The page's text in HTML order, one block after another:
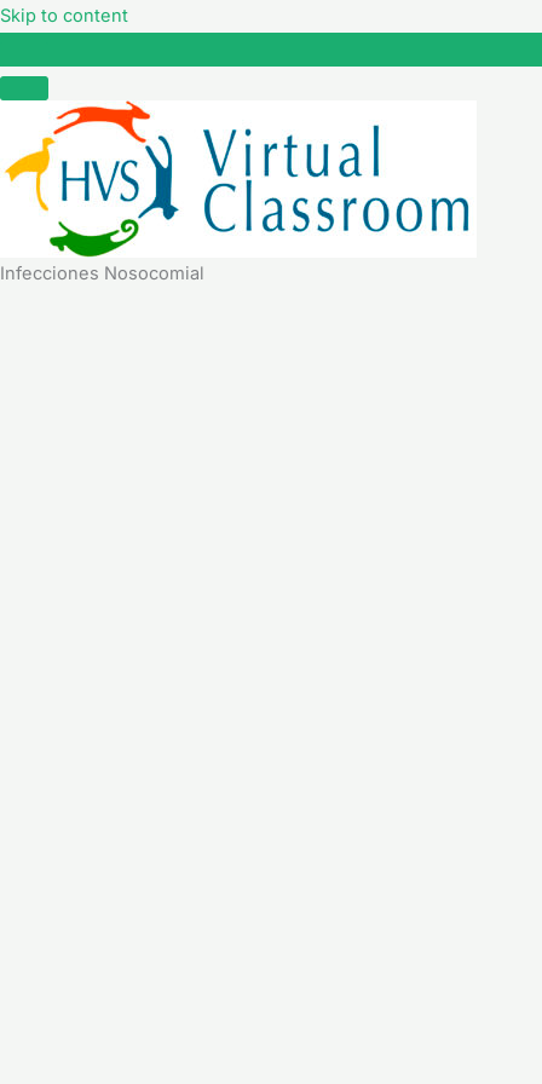
Skip to content
Infecciones Nosocomial